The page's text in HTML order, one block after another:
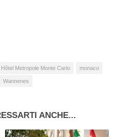
Hôtel Metropole Monte Carlo monaco
Wannenes
ANCHE...